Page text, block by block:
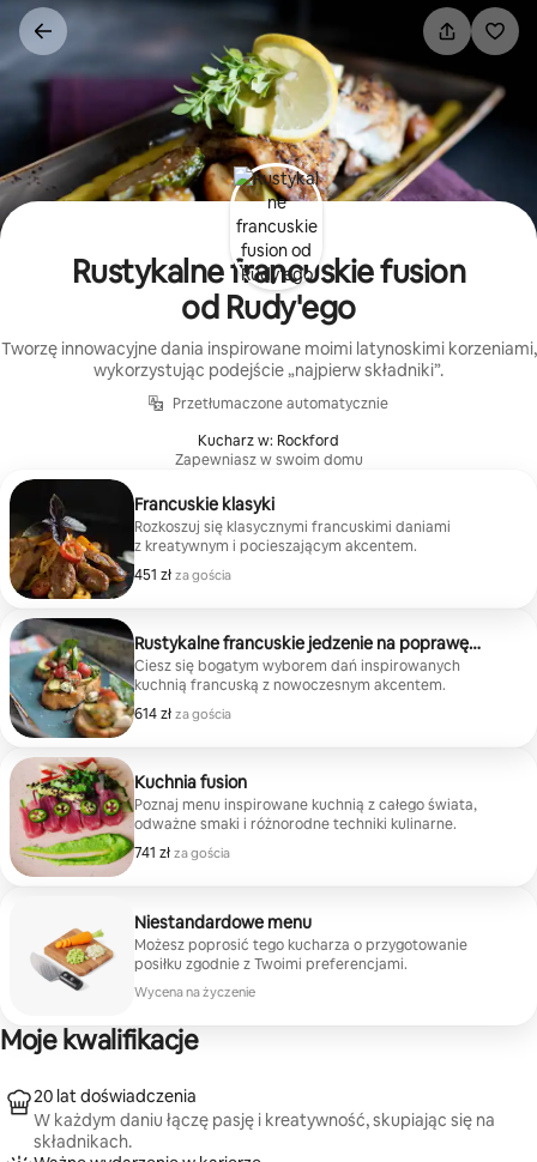
Przejdź
treści
Rustykalne francuskie fusion
od Rudy'ego
Tworzę innowacyjne dania inspirowane moimi latynoskimi korzeniami,
wykorzystując podejście „najpierw składniki”.
Przetłumaczone automatycznie
Kucharz w: Rockford
Zapewniasz w swoim domu
Francuskie klasyki
Rozkoszuj się klasycznymi francuskimi daniami
z kreatywnym i pocieszającym akcentem.
451 zł za gościa
451 zł za gościa
Rustykalne francuskie jedzenie na poprawę
humoru
Ciesz się bogatym wyborem dań inspirowanych
kuchnią francuską z nowoczesnym akcentem.
614 zł za gościa
614 zł za gościa
Kuchnia fusion
Poznaj menu inspirowane kuchnią z całego świata,
odważne smaki i różnorodne techniki kulinarne.
741 zł za gościa
741 zł za gościa
Niestandardowe menu
Możesz poprosić tego kucharza o przygotowanie
posiłku zgodnie z Twoimi preferencjami.
Wycena na życzenie
Moje kwalifikacje
20 lat doświadczenia
W każdym daniu łączę pasję i kreatywność, skupiając się na
składnikach.